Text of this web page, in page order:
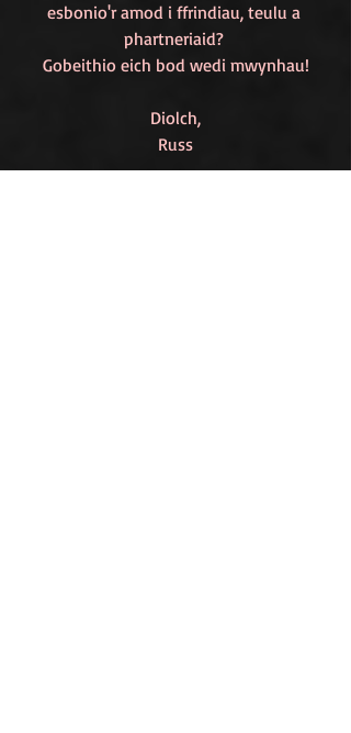
esbonio'r amod i ffrindiau, teulu a
phartneriaid?
Gobeithio eich bod wedi mwynhau!
Diolch,
Russ